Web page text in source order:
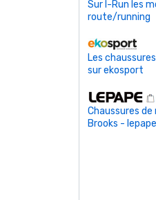
Sur I-Run les
route/running
Les
sur ekosport
Chaussures
Brooks -